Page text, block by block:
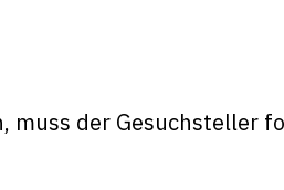
muss der Gesuchsteller